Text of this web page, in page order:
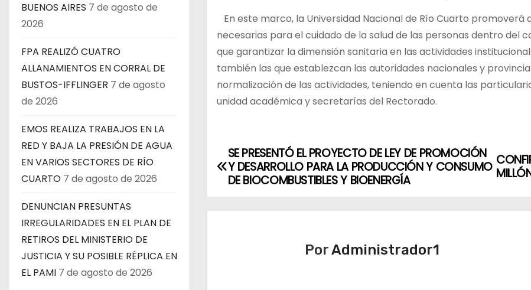
BUENOS AIRES 7 de agosto de
2026
FPA REALIZÓ CUATRO
ALLANAMIENTOS EN CORRAL DE
BUSTOS-IFFLINGER 7 de agosto
de 2026
EMOS REALIZA TRABAJOS EN LA
RED Y BAJA LA PRESIÓN DE AGUA
EN VARIOS SECTORES DE RÍO
CUARTO 7 de agosto de 2026
DENUNCIAN PRESUNTAS
IRREGULARIDADES EN EL PLAN DE
RETIROS DEL MINISTERIO DE
JUSTICIA Y SU POSIBLE RÉPLICA EN
EL PAMI 7 de agosto de 2026
En este marco, la Universidad Nacional de Río Cuarto
necesarias para el cuidado de la salud de las personas dentro del
que garantizar la dimensión sanitaria en las actividades
también las que establezcan las autoridades nacionales y
normalización de las actividades, teniendo en cuenta las
unidad académica y secretarías del Rectorado.
N
v
SE PRESENTÓ EL PROYECTO DE LEY DE PROMOCIÓN
Y DESARROLLO PARA LA PRODUCCIÓN Y CONSUMO
DE BIOCOMBUSTIBLES Y BIOENERGÍA
PorAdministrador1